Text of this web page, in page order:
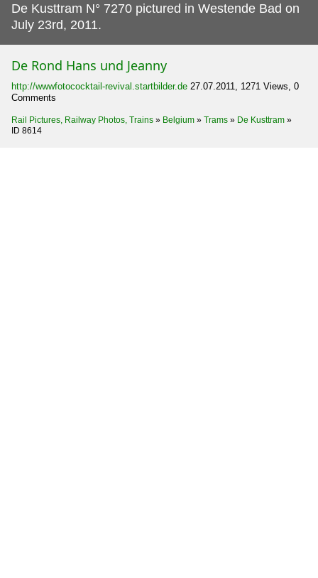
De Kusttram N° 7270 pictured in Westende Bad on
July 23rd, 2011.
De Rond Hans und Jeanny
http://wwwfotococktail-revival.startbilder.de 27.07.2011, 1271 Views, 0
Comments
Rail Pictures, Railway Photos, Trains » Belgium » Trams » De Kusttram »
ID 8614